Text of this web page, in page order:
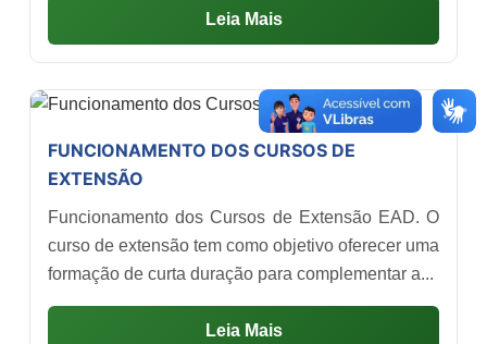
Leia Mais
FUNCIONAMENTO DOS CURSOS DE
EXTENSÃO
Funcionamento dos Cursos de Extensão EAD. O
curso de extensão tem como objetivo oferecer uma
formação de curta duração para complementar a...
Leia Mais